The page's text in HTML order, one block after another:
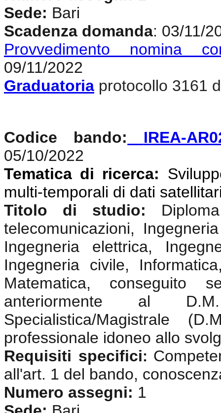
Sede: Bari
Scadenza domanda: 03/11/
Provvedimento nomina
09/11/2022
Graduatoria protocollo 3161
Codice bando:
IREA-
05/10/2022
Tematica di ricerca:
multi-temporali di dati
Titolo di studio:
telecomunicazioni,
Ingegneria elettrica,
Ingegneria civile,
Matematica, conseguito
anteriormente al
Specialistica/Magistrale
professionale idoneo allo
Requisiti specifici:
all'art. 1 del bando,
Numero assegni: 1